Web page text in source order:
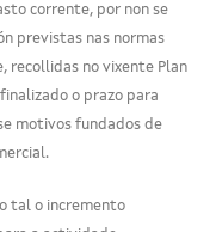
corrente, por non se
previstas nas normas
recollidas no vixente Plan
o prazo para
motivos fundados de
tal o incremento